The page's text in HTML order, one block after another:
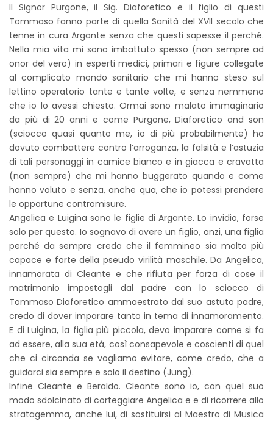
Il Signor Purgone, il Sig. Diaforetico e il figlio di questi
Tommaso fanno parte di quella Sanità del XVII secolo che
tenne in cura Argante senza che questi sapesse il perché.
Nella mia vita mi sono imbattuto spesso (non sempre ad
onor del vero) in esperti medici, primari e figure collegate
al complicato mondo sanitario che mi hanno steso sul
lettino operatorio tante e tante volte, e senza nemmeno
che io lo avessi chiesto. Ormai sono malato immaginario
da più di 20 anni e come Purgone, Diaforetico and son
(sciocco quasi quanto me, io di più probabilmente) ho
dovuto combattere contro l’arroganza, la falsità e l’astuzia
di tali personaggi in camice bianco e in giacca e cravatta
(non sempre) che mi hanno buggerato quando e come
hanno voluto e senza, anche qua, che io potessi prendere
le opportune contromisure.
Angelica e Luigina sono le figlie di Argante. Lo invidio, forse
solo per questo. Io sognavo di avere un figlio, anzi, una figlia
perché da sempre credo che il femmineo sia molto più
capace e forte della pseudo virilità maschile. Da Angelica,
innamorata di Cleante e che rifiuta per forza di cose il
matrimonio impostogli dal padre con lo sciocco di
Tommaso Diaforetico ammaestrato dal suo astuto padre,
credo di dover imparare tanto in tema di innamoramento.
E di Luigina, la figlia più piccola, devo imparare come si fa
ad essere, alla sua età, così consapevole e coscienti di quel
che ci circonda se vogliamo evitare, come credo, che a
guidarci sia sempre e solo il destino (Jung).
Infine Cleante e Beraldo. Cleante sono io, con quel suo
modo sdolcinato di corteggiare Angelica e e di ricorrere allo
stratagemma, anche lui, di sostituirsi al Maestro di Musica